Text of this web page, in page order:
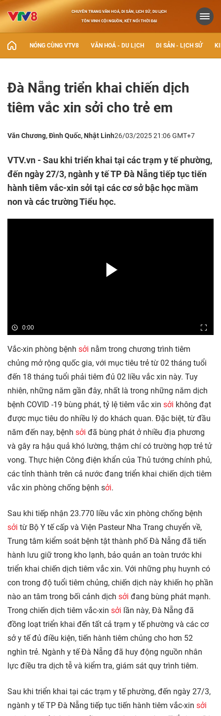
CHUYÊN TRANG VĂN HOÁ, DI SẢN, LỊCH SỬ, DU LỊCH
TÔN VINH CỘI NGUỒN, KẾT NỐI THỜI ĐẠI
NÓNG CÙNG VTV8 VĂN HOÁ - DU LỊCH DI SẢN - LỊCH SỬ
Đà Nẵng triển khai chiến dịch
tiêm vắc xin sởi cho trẻ em
Văn Chương, Đình Quốc, Nhật Linh26/03/2025 21:06 GMT+7
VTV.vn - Sau khi triển khai tại các trạm y tế phường,
đến ngày 27/3, ngành y tế TP Đà Nẵng tiếp tục tiến
hành tiêm vắc-xin sởi tại các cơ sở bậc học mầm
non và các trường Tiểu học.
0:00
Vắc-xin phòng bệnh sởi nằm trong chương trình tiêm
chủng mở rộng quốc gia, với mục tiêu trẻ từ 02 tháng tuổi
đến 18 tháng tuổi phải tiêm đủ 02 liều vắc xin này. Tuy
nhiên, những năm gần đây, nhất là trong những năm dịch
bệnh COVID -19 bùng phát, tỷ lệ tiêm vắc xin sởi không đạt
được mục tiêu do nhiều lý do khách quan. Đặc biệt, từ đầu
năm đến nay, bệnh sởi đã bùng phát ở nhiều địa phương
và gây ra hậu quả khó lường, thậm chí có trường hợp trẻ tử
vong. Thực hiện Công điện khẩn của Thủ tướng chính phủ,
các tỉnh thành trên cả nước đang triển khai chiến dịch tiêm
vắc xin phòng chống bệnh sởi.
Sau khi tiếp nhận 23.770 liều vắc xin phòng chống bệnh
sởi từ Bộ Y tế cấp và Viện Pasteur Nha Trang chuyển về,
Trung tâm kiểm soát bệnh tật thành phố Đà Nẵng đã tiến
hành lưu giữ trong kho lạnh, bảo quản an toàn trước khi
triển khai chiến dịch tiêm vắc xin. Với những phụ huynh có
con trong độ tuổi tiêm chủng, chiến dịch này khiến họ phần
nào an tâm trong bối cảnh dịch sởi đang bùng phát mạnh.
Trong chiến dịch tiêm vắc-xin sởi lần này, Đà Nẵng đã
đồng loạt triển khai đến tất cả trạm y tế phường và các cơ
sở y tế đủ điều kiện, tiến hành tiêm chủng cho hơn 52
nghìn trẻ. Ngành y tế Đà Nẵng đã huy động nguồn nhân
lực điều tra dịch tễ và kiểm tra, giám sát quy trình tiêm.
Sau khi triển khai tại các trạm y tế phường, đến ngày 27/3,
ngành y tế TP Đà Nẵng tiếp tục tiến hành tiêm vắc-xin sởi